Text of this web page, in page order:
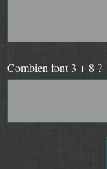
Combien font 3 + 8 ?